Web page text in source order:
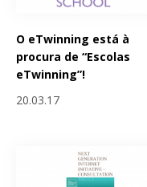
O eTwinning está à
procura de “Escolas
eTwinning”!
20.03.17